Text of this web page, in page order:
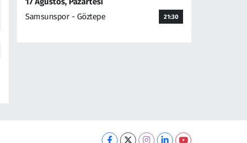
Samsunspor - Göztepe
21:30